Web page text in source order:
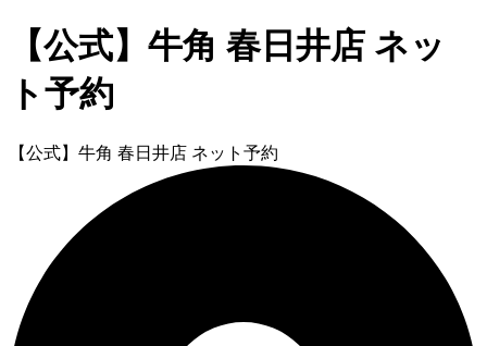
【公式】牛角 春日井店 ネッ
ト予約
【公式】牛角 春日井店 ネット予約